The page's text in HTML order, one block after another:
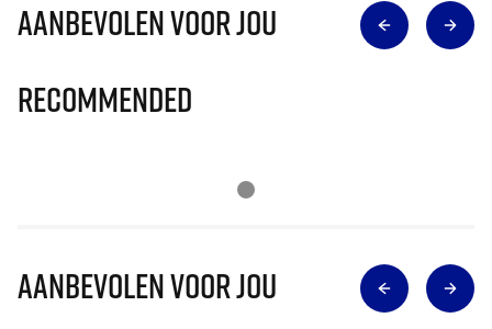
Aanbevolen voor jou
Recommended
Aanbevolen voor jou